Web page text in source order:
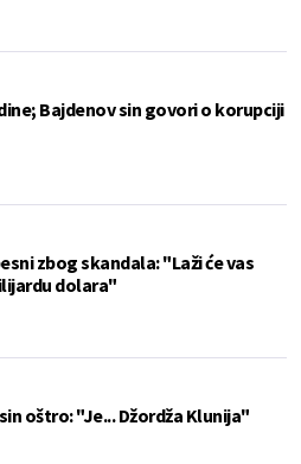
Bajdenov sin govori o korupciji
zbog skandala: "Laži će vas
dolara"
oštro: "Je... Džordža Klunija"